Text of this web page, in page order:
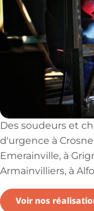
Des soudeurs et
d'urgence à
Emerainville, à
Armainvilliers, à
Voir nos